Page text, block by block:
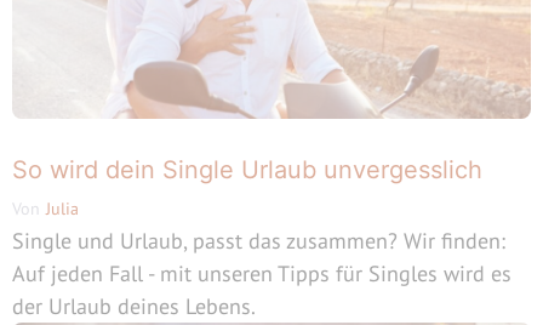
So wird dein Single Urlaub unvergesslich
Von Julia
Single und Urlaub, passt das zusammen? Wir finden:
Auf jeden Fall - mit unseren Tipps für Singles wird es
der Urlaub deines Lebens.